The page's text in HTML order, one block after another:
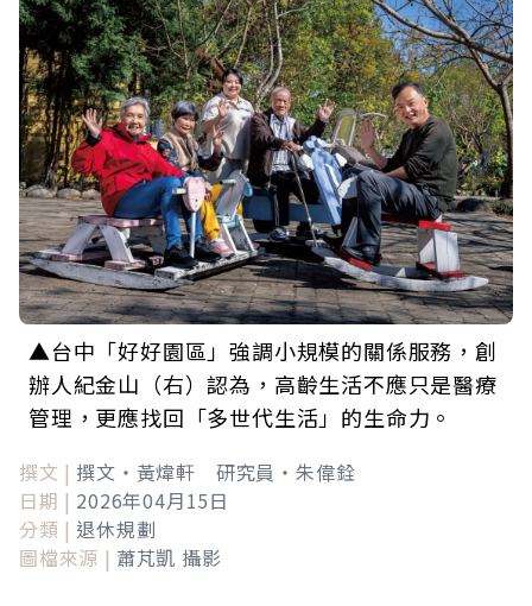
▲台中「好好園區」強調小規模的關係服務，創
辦人紀金山（右）認為，高齡生活不應只是醫療
管理，更應找回「多世代生活」的生命力。
撰文 | 撰文‧黃煒軒 研究員‧朱偉銓
日期 | 2026年04月15日
分類 | 退休規劃
圖檔來源 | 蕭芃凱 攝影